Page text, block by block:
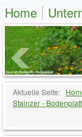
Home
Aktuelle Seite:
Stainzer -